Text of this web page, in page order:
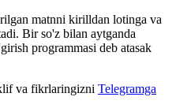
matnni kirilldan lotinga va
Bir so'z bilan aytganda
programmasi deb atasak
va fikrlaringizni Telegramga